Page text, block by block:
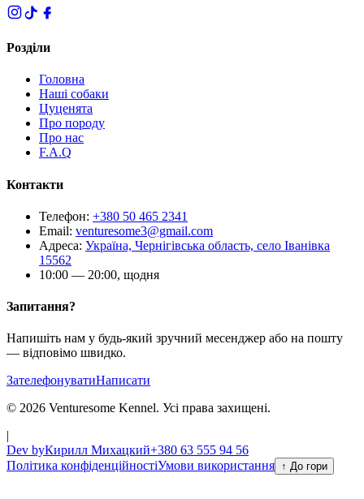
Розділи
Головна
Наші собаки
Цуценята
Про породу
Про нас
F.A.Q
Контакти
Телефон: +380 50 465 2341
Email: venturesome3@gmail.com
Адреса: Україна, Чернігівська область, село Іванівка
15562
10:00 — 20:00, щодня
Запитання?
Напишіть нам у будь-який зручний месенджер або на пошту
— відповімо швидко.
ЗателефонуватиНаписати
© 2026 Venturesome Kennel. Усі права захищені.
Dev byКирилл Михацкий+380 63 555 94 56
Політика конфіденційностіУмови використання ↑ До гори